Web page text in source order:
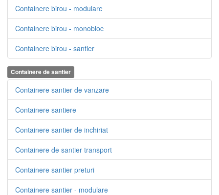
Containere birou - modulare
Containere birou - monobloc
Containere birou - santier
Containere de santier
Containere santier de vanzare
Containere santiere
Containere santier de inchiriat
Containere de santier transport
Containere santier preturi
Containere santier - modulare